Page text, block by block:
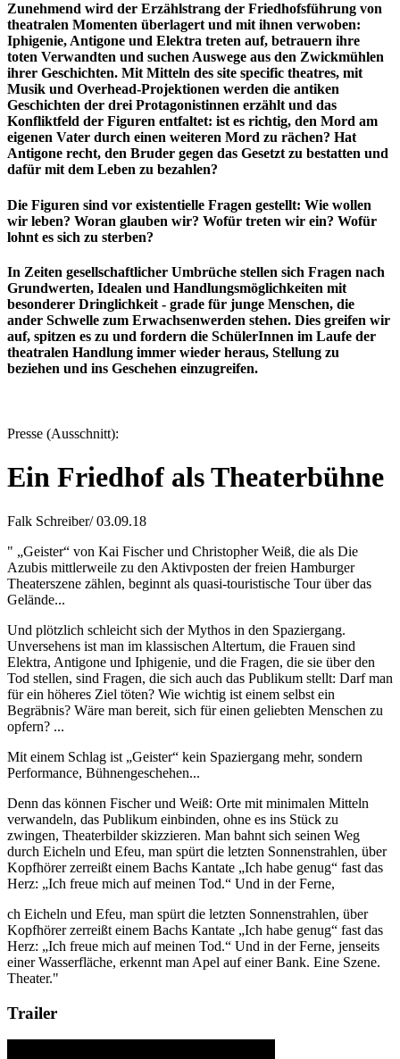
Zunehmend wird der Erzählstrang der Friedhofsführung von
theatralen Momenten überlagert und mit ihnen verwoben:
Iphigenie, Antigone und Elektra treten auf, betrauern ihre
toten Verwandten und suchen Auswege aus den Zwickmühlen
ihrer Geschichten. Mit Mitteln des site specific theatres, mit
Musik und Overhead-Projektionen werden die antiken
Geschichten der drei Protagonistinnen erzählt und das
Konfliktfeld der Figuren entfaltet: ist es richtig, den Mord am
eigenen Vater durch einen weiteren Mord zu rächen? Hat
Antigone recht, den Bruder gegen das Gesetzt zu bestatten und
dafür mit dem Leben zu bezahlen?
Die Figuren sind vor existentielle Fragen gestellt: Wie wollen
wir leben? Woran glauben wir? Wofür treten wir ein? Wofür
lohnt es sich zu sterben?
In Zeiten gesellschaftlicher Umbrüche stellen sich Fragen nach
Grundwerten, Idealen und Handlungsmöglichkeiten mit
besonderer Dringlichkeit - grade für junge Menschen, die
ander Schwelle zum Erwachsenwerden stehen. Dies greifen wir
auf, spitzen es zu und fordern die SchülerInnen im Laufe der
theatralen Handlung immer wieder heraus, Stellung zu
beziehen und ins Geschehen einzugreifen.
Presse (Ausschnitt):
Ein Friedhof als Theaterbühne
Falk Schreiber/ 03.09.18
" „Geister“ von Kai Fischer und Christopher Weiß, die als Die
Azubis mittlerweile zu den Aktivposten der freien Hamburger
Theaterszene zählen, beginnt als quasi-touristische Tour über das
Gelände...
Und plötzlich schleicht sich der Mythos in den Spaziergang.
Unversehens ist man im klassischen Altertum, die Frauen sind
Elektra, Antigone und Iphigenie, und die Fragen, die sie über den
Tod stellen, sind Fragen, die sich auch das Pu­blikum stellt: Darf man
für ein höheres Ziel töten? Wie wichtig ist einem selbst ein
Begräbnis? Wäre man bereit, sich für einen geliebten Menschen zu
opfern? ...
Mit einem Schlag ist „Geister“ kein Spaziergang mehr, sondern
Performance, Bühnengeschehen...
Denn das können Fischer und Weiß: Orte mit minimalen Mitteln
verwandeln, das Publikum einbinden, ohne es ins Stück zu
zwingen, Theater­bilder skizzieren. Man bahnt sich seinen Weg
durch Eicheln und Efeu, man spürt die letzten Sonnenstrahlen, über
Kopfhörer zerreißt einem Bachs Kantate „Ich habe genug“ fast das
Herz: „Ich freue mich auf meinen Tod.“ Und in der Ferne,
ch Eicheln und Efeu, man spürt die letzten Sonnenstrahlen, über
Kopfhörer zerreißt einem Bachs Kantate „Ich habe genug“ fast das
Herz: „Ich freue mich auf meinen Tod.“ Und in der Ferne, jenseits
einer Wasserfläche, erkennt man Apel auf einer Bank. Eine Szene.
Theater."
Trailer